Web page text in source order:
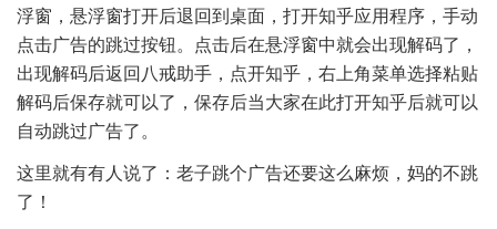
浮窗，悬浮窗打开后退回到桌面，打开知乎应用程序，手动
点击广告的跳过按钮。点击后在悬浮窗中就会出现解码了，
出现解码后返回八戒助手，点开知乎，右上角菜单选择粘贴
解码后保存就可以了，保存后当大家在此打开知乎后就可以
自动跳过广告了。
这里就有有人说了：老子跳个广告还要这么麻烦，妈的不跳
了！